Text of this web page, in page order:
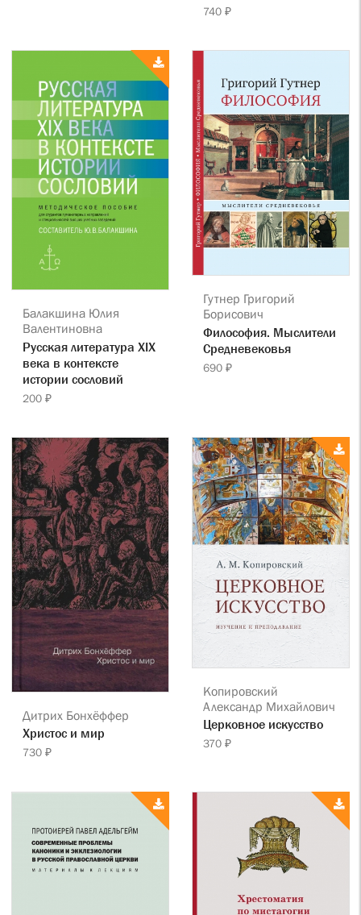
740 ₽
Балакшина Юлия
Валентиновна
Русская литература ХIХ
века в контексте
истории сословий
200 ₽
Гутнер Григорий
Борисович
Философия. Мыслители
Cредневековья
690 ₽
Дитрих Бонхёффер
Христос и мир
730 ₽
Копировский
Александр Михайлович
Церковное искусство
370 ₽